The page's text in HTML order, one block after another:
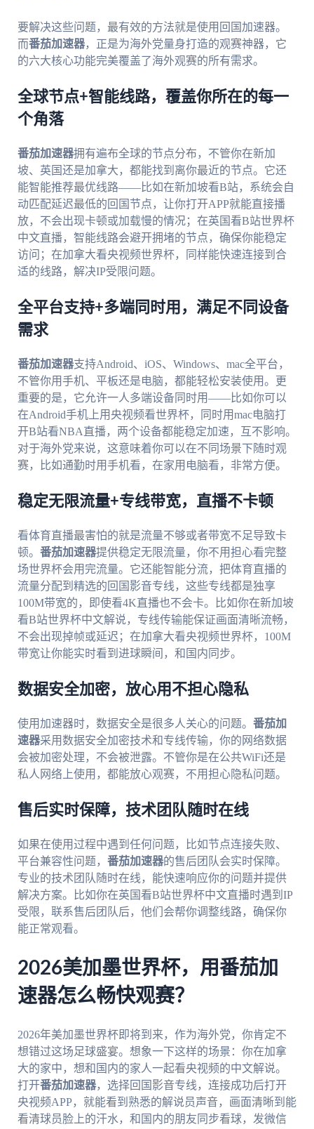
要解决这些问题，最有效的方法就是使用回国加速器。
而番茄加速器，正是为海外党量身打造的观赛神器，它
的六大核心功能完美覆盖了海外观赛的所有需求。
全球节点+智能线路，覆盖你所在的每一
个角落
番茄加速器拥有遍布全球的节点分布，不管你在新加
坡、英国还是加拿大，都能找到离你最近的节点。它还
能智能推荐最优线路——比如在新加坡看B站，系统会自
动匹配延迟最低的回国节点，让你打开APP就能直接播
放，不会出现卡顿或加载慢的情况；在英国看B站世界杯
中文直播，智能线路会避开拥堵的节点，确保你能稳定
访问；在加拿大看央视频世界杯，同样能快速连接到合
适的线路，解决IP受限问题。
全平台支持+多端同时用，满足不同设备
需求
番茄加速器支持Android、iOS、Windows、mac全平台，
不管你用手机、平板还是电脑，都能轻松安装使用。更
重要的是，它允许一人多端设备同时用——比如你可以
在Android手机上用央视频看世界杯，同时用mac电脑打
开B站看NBA直播，两个设备都能稳定加速，互不影响。
对于海外党来说，这意味着你可以在不同场景下随时观
赛，比如通勤时用手机看，在家用电脑看，非常方便。
稳定无限流量+专线带宽，直播不卡顿
看体育直播最害怕的就是流量不够或者带宽不足导致卡
顿。 番茄加速器提供稳定无限流量，你不用担心看完整
场世界杯会用完流量。它还能智能分流，把体育直播的
流量分配到精选的回国影音专线，这些专线都是独享
100M带宽的，即使看4K直播也不会卡。比如你在新加坡
看B站世界杯中文解说，专线传输能保证画面清晰流畅，
不会出现掉帧或延迟；在加拿大看央视频世界杯，100M
带宽让你能实时看到进球瞬间，和国内同步。
数据安全加密，放心用不担心隐私
使用加速器时，数据安全是很多人关心的问题。 番茄加
速器采用数据安全加密技术和专线传输，你的网络数据
会被加密处理，不会被泄露。不管你是在公共WiFi还是
私人网络上使用，都能放心观赛，不用担心隐私问题。
售后实时保障，技术团队随时在线
如果在使用过程中遇到任何问题，比如节点连接失败、
平台兼容性问题， 番茄加速器的售后团队会实时保障。
专业的技术团队随时在线，能快速响应你的问题并提供
解决方案。比如你在英国看B站世界杯中文直播时遇到IP
受限，联系售后团队后，他们会帮你调整线路，确保你
能正常观看。
2026美加墨世界杯，用番茄加
速器怎么畅快观赛？
2026年美加墨世界杯即将到来，作为海外党，你肯定不
想错过这场足球盛宴。想象一下这样的场景：你在加拿
大的家中，想和国内的家人一起看央视频的中文解说。
打开番茄加速器，选择回国影音专线，连接成功后打开
央视频APP，就能看到熟悉的解说员声音，画面清晰到能
看清球员脸上的汗水，和国内的朋友同步看球，发微信